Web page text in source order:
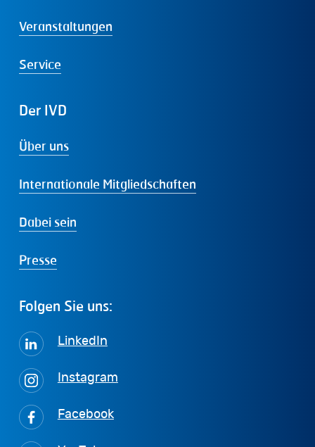
Veranstaltungen
Service
Der IVD
Über uns
Internationale Mitgliedschaften
Dabei sein
Presse
Folgen Sie uns:
LinkedIn
Instagram
Facebook